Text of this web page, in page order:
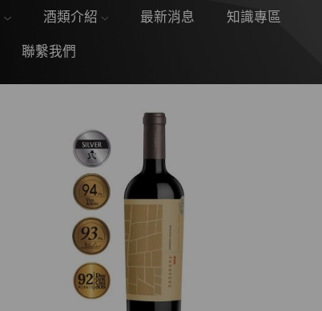
酒類介紹 最新消息 知識專區
聯繫我們